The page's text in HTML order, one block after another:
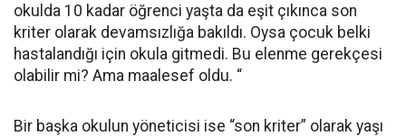
okulda 10 kadar öğrenci yaşta da eşit çıkınca son
kriter olarak devamsızlığa bakıldı. Oysa çocuk belki
hastalandığı için okula gitmedi. Bu elenme gerekçesi
olabilir mi? Ama maalesef oldu. “
Bir başka okulun yöneticisi ise “son kriter” olarak yaşı